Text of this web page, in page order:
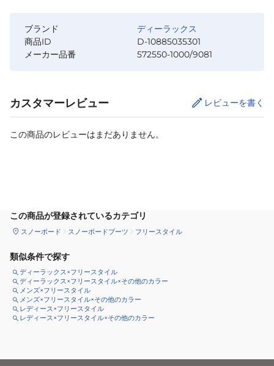
ブランド
ディーラックス
商品ID
D-10885035301
メーカー品番
572550-1000/9081
カスタマーレビュー レビューを書く
この商品のレビューはまだありません。
この商品が登録されているカテゴリ
スノーボード スノーボードブーツ フリースタイル
類似条件で探す
ディーラックス×フリースタイル
ディーラックス×フリースタイル×その他のカラー
メンズ×フリースタイル
メンズ×フリースタイル×その他のカラー
レディース×フリースタイル
レディース×フリースタイル×その他のカラー